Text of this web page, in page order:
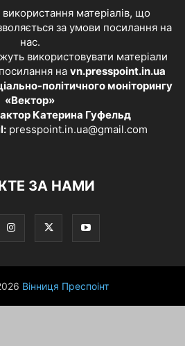
матеріалів, що
за умови посилання на
нас.
використовувати матеріали
на vn.presspoint.in.ua
політичного моніторингу
«Вектор»
Катерина Гуфельд
presspoint.in.ua@gmail.com
ЗА НАМИ
Вінниця Преспоінт